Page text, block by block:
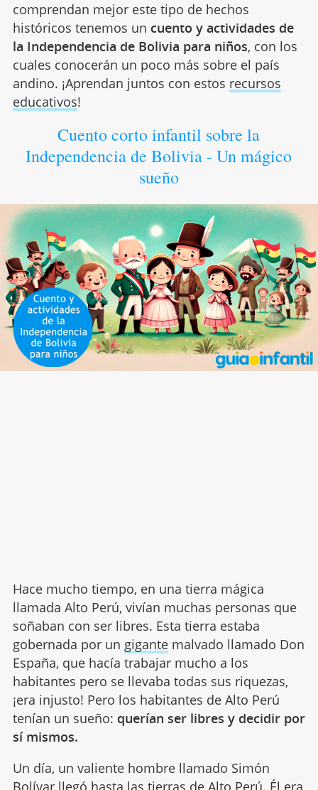
comprendan mejor este tipo de hechos
históricos tenemos un cuento y actividades de
la Independencia de Bolivia para niños, con los
cuales conocerán un poco más sobre el país
andino. ¡Aprendan juntos con estos recursos
educativos!
Cuento corto infantil sobre la
Independencia de Bolivia - Un mágico
sueño
Hace mucho tiempo, en una tierra mágica
llamada Alto Perú, vivían muchas personas que
soñaban con ser libres. Esta tierra estaba
gobernada por un gigantemalvado llamado Don
España, que hacía trabajar mucho a los
habitantes pero se llevaba todas sus riquezas,
¡era injusto! Pero los habitantes de Alto Perú
tenían un sueño: querían ser libres y decidir por
sí mismos.
Un día, un valiente hombre llamado Simón
Bolívar llegó hasta las tierras de Alto Perú. Él era